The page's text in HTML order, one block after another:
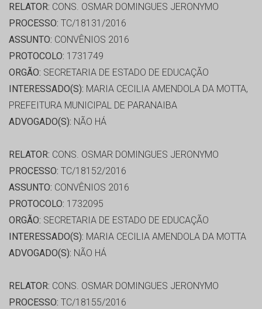
RELATOR: CONS. OSMAR DOMINGUES JERONYMO
PROCESSO: TC/18131/2016
ASSUNTO: CONVÊNIOS 2016
PROTOCOLO: 1731749
ORGÃO: SECRETARIA DE ESTADO DE EDUCAÇÃO
INTERESSADO(S): MARIA CECILIA AMENDOLA DA MOTTA,
PREFEITURA MUNICIPAL DE PARANAIBA
ADVOGADO(S): NÃO HÁ
RELATOR: CONS. OSMAR DOMINGUES JERONYMO
PROCESSO: TC/18152/2016
ASSUNTO: CONVÊNIOS 2016
PROTOCOLO: 1732095
ORGÃO: SECRETARIA DE ESTADO DE EDUCAÇÃO
INTERESSADO(S): MARIA CECILIA AMENDOLA DA MOTTA
ADVOGADO(S): NÃO HÁ
RELATOR: CONS. OSMAR DOMINGUES JERONYMO
PROCESSO: TC/18155/2016